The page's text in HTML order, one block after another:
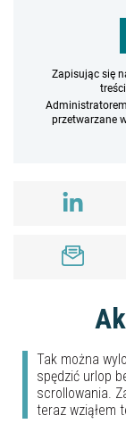
Zapisując się
przetwarzane
Tak można
spędzić urlop
scrollowania.
teraz wziąłem